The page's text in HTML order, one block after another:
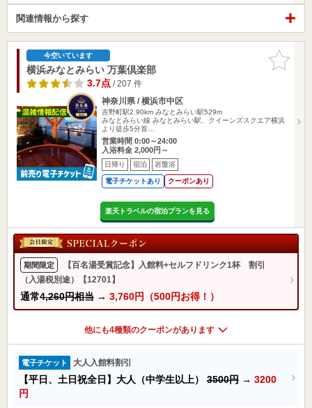
関連情報から探す
お気に入
りに追加
今空いています
横浜みなとみらい 万葉倶楽部
3.7点/ 207 件
神奈川県 / 横浜市中区
吉野町駅2.90km みなとみらい駅529m
みなとみらい線 みなとみらい駅、クイーンズスクエア横浜
より徒歩5分首…
営業時間 0:00～24:00
入浴料金 2,000円～
日帰り 宿泊 岩盤浴
電子チケットあり クーポンあり
楽天トラベルの宿泊プランを見る
期間限定
【百名湯受賞記念】入館料+セルフドリンク1杯 割引
（入湯税別途）【12701】
通常4,260円相当 → 3,760円（500円お得！）
他にも4種類のクーポンがあります
電子チケット 大人入館料割引
【平日、土日祝全日】大人（中学生以上） 3500円 → 3200
円